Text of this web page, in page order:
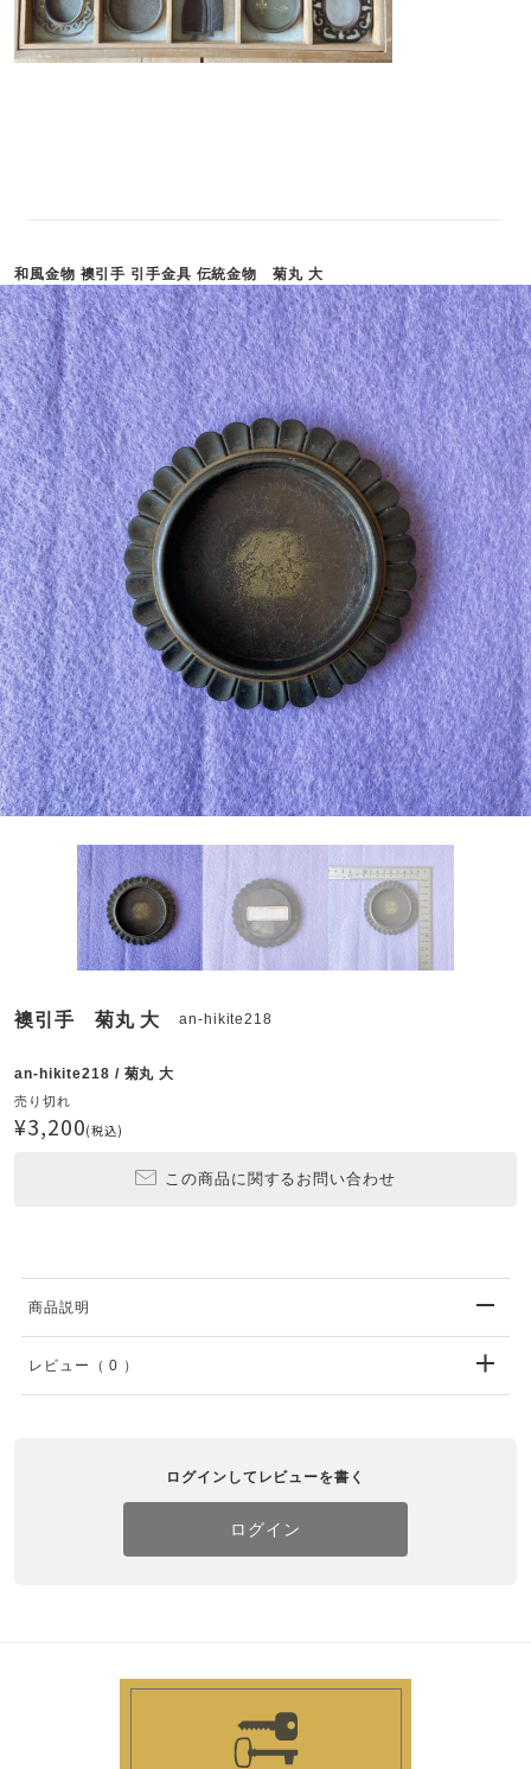
和風金物 襖引手 引手金具 伝統金物 菊丸 大
襖引手 菊丸 大 an-hikite218
an-hikite218 / 菊丸 大
売り切れ
¥3,200(税込)
この商品に関するお問い合わせ
商品説明
レビュー （ 0 ）
ログインしてレビューを書く
ログイン